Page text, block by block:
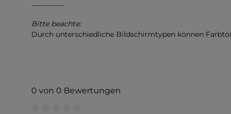
-------------
Bitte beachte:
Durch unterschiedliche Bildschirmtypen können
0 von 0 Bewertungen